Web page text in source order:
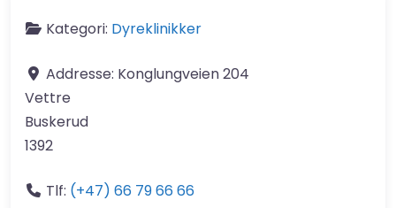
Kategori: Dyreklinikker
Addresse: Konglungveien 204
Vettre
Buskerud
1392
Tlf: (+47) 66 79 66 66